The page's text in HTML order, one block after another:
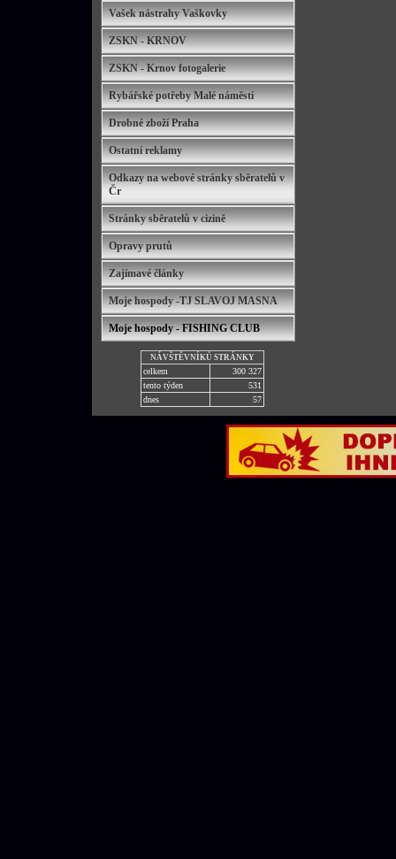
Vašek nástrahy Vaškovky
ZSKN - KRNOV
ZSKN - Krnov fotogalerie
Rybářské potřeby Malé náměstí
Drobné zboží Praha
Ostatní reklamy
Odkazy na webové stránky sběratelů v
Čr
Stránky sběratelů v cizině
Opravy prutů
Zajímavé články
Moje hospody -TJ SLAVOJ MASNA
Moje hospody - FISHING CLUB
NÁVŠTĚVNÍKŮ STRÁNKY
celkem
300 327
tento týden
531
dnes
57